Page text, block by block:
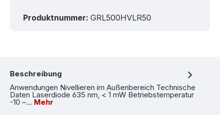
Produktnummer: GRL500HVLR50
Beschreibung
Anwendungen Nivellieren im Außenbereich Technische
Daten Laserdiode 635 nm, < 1 mW Betriebstemperatur
-10 –… Mehr